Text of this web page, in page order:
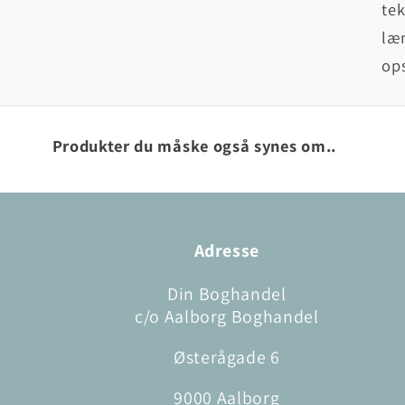
Produkter du måske også synes om..
Adresse
Din Boghandel
c/o Aalborg Boghandel
Østerågade 6
9000 Aalborg